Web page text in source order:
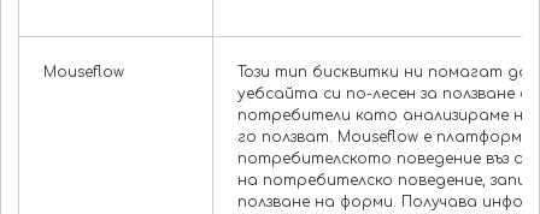
Mouseflow
Този тип бисквитки ни помагат да
уебсайта си по-лесен за ползване
потребители като анализираме
го ползват. Mouseflow е платформа
потребителското поведение въз
на потребителско поведение, запис
ползване на форми. Получава